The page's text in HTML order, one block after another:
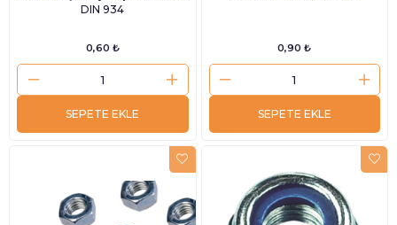
DIN 934
0,60 ₺
SEPETE EKLE
0,90 ₺
SEPETE EKLE